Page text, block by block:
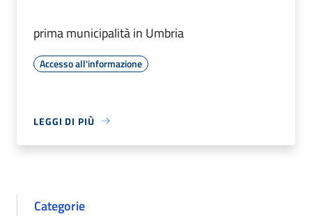
prima municipalità in Umbria
Accesso all'informazione
LEGGI DI PIÙ
Categorie